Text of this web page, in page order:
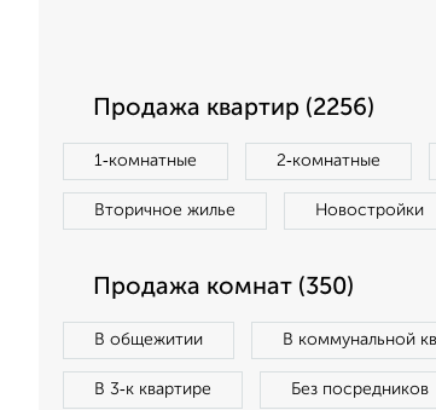
Продажа квартир (2256)
1‑комнатные 2‑комнатные
Вторичное жилье Новостройки
Продажа комнат (350)
В общежитии В коммунальной
В 3‑к квартире Без посредников